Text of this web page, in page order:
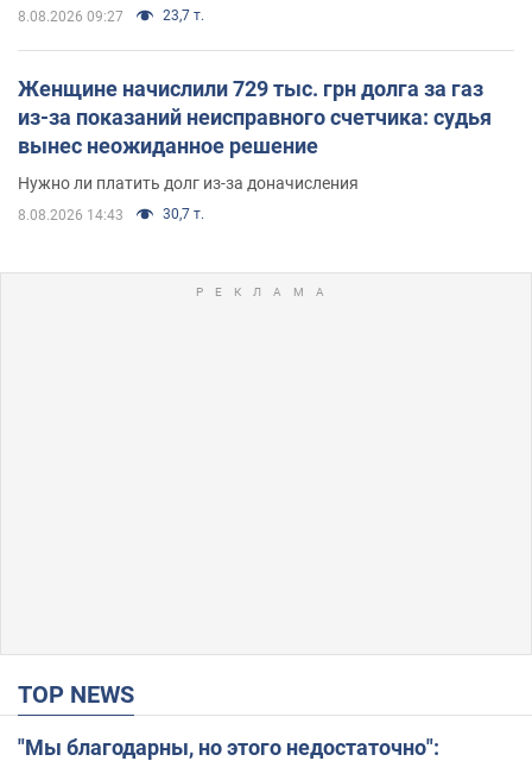
8.08.2026 09:27 23,7 т.
Женщине начислили 729 тыс. грн долга за газ
из-за показаний неисправного счетчика: судья
вынес неожиданное решение
Нужно ли платить долг из-за доначисления
8.08.2026 14:43 30,7 т.
TOP NEWS
"Мы благодарны, но этого недостаточно":